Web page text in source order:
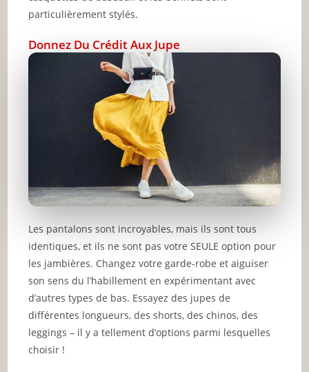
particulièrement stylés.
Donnez Du Crédit Aux Jupe
Les pantalons sont incroyables, mais ils sont tous
identiques, et ils ne sont pas votre SEULE option pour
les jambières. Changez votre garde-robe et aiguiser
son sens du l’habillement en expérimentant avec
d’autres types de bas. Essayez des jupes de
différentes longueurs, des shorts, des chinos, des
leggings – il y a tellement d’options parmi lesquelles
choisir !